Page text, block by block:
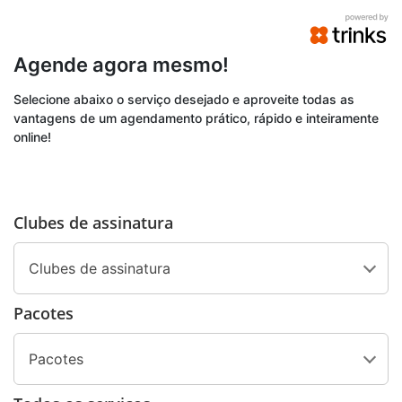
Agende agora mesmo!
Selecione abaixo o serviço desejado e aproveite todas as
vantagens de um agendamento prático, rápido e inteiramente
online!
Clubes de assinatura
Clubes de assinatura
Pacotes
Pacotes